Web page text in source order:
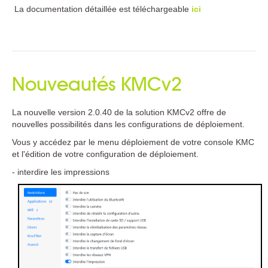
La documentation détaillée est téléchargeable ici
Nouveautés KMCv2
La nouvelle version 2.0.40 de la solution KMCv2 offre de
nouvelles possibilités dans les configurations de déploiement.
Vous y accédez par le menu déploiement de votre console KMC
et l'édition de votre configuration de déploiement.
- interdire les impressions